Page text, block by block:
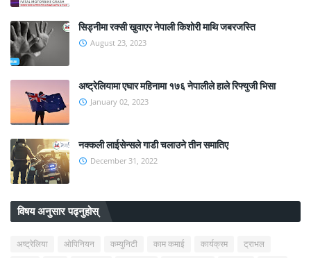
सिड्नीमा रक्सी खुवाएर नेपाली किशोरी माथि जबरजस्ति
August 23, 2023
अष्ट्रेलियामा एघार महिनामा १७६ नेपालीले हाले रिफ्युजी भिसा
January 02, 2023
नक्कली लाईसेन्सले गाडी चलाउने तीन समातिए
December 31, 2022
विषय अनुसार पढ्नुहोस्
अष्ट्रेलिया ओपिनियन कम्युनिटी काम कमाई कार्यक्रम
ट्राभल